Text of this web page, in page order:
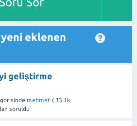
eklenen
geliştirme
mehmet ( 33.1k
soruldu